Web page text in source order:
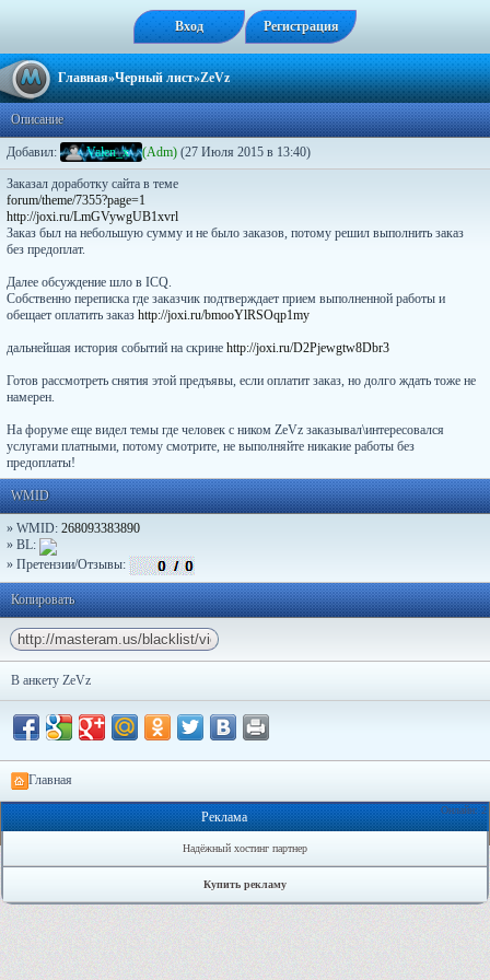
Вход Регистрация
Главная»Черный лист»ZeVz
Описание
Добавил: Valen_x (Adm) (27 Июля 2015 в 13:40)
Заказал доработку сайта в теме
forum/theme/7355?page=1
http://joxi.ru/LmGVywgUB1xvrl
Заказ был на небольшую сумму и не было заказов, потому решил выполнить заказ
без предоплат.
Далее обсуждение шло в ICQ.
Собственно переписка где заказчик подтверждает прием выполненной работы и
обещает оплатить заказ http://joxi.ru/bmooYlRSOqp1my
дальнейшая история событий на скрине http://joxi.ru/D2Pjewgtw8Dbr3
Готов рассмотреть снятия этой предъявы, если оплатит заказ, но долго ждать тоже не
намерен.
На форуме еще видел темы где человек с ником ZeVz заказывал\интересовался
услугами платными, потому смотрите, не выполняйте никакие работы без
предоплаты!
WMID
» WMID: 268093383890
» BL:
» Претензии/Отзывы:
Копировать
В анкету ZeVz
Главная
Онлайн: 2
Реклама
Надёжный хостинг партнер
Купить рекламу